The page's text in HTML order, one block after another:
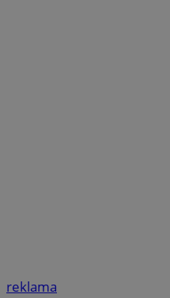
reklama